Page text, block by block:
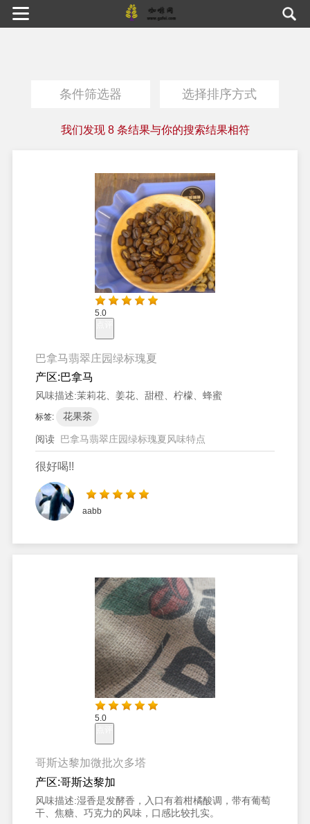
条件筛选器 选择排序方式
我们发现 8条结果与你的搜索结果相符
5.0
巴拿马翡翠庄园绿标瑰夏
产区:巴拿马
风味描述:茉莉花、姜花、甜橙、柠檬、蜂蜜
标签: 花果茶
阅读 巴拿马翡翠庄园绿标瑰夏风味特点
很好喝!!
aabb
5.0
哥斯达黎加微批次多塔
产区:哥斯达黎加
风味描述:湿香是发酵香，入口有着柑橘酸调，带有葡萄
干、焦糖、巧克力的风味，口感比较扎实。